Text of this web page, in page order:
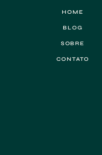
HOME
BLOG
SOBRE
CONTATO